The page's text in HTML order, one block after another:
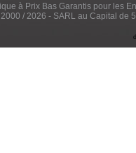
à Prix Bas Garantis pour les
/ 2026 - SARL au Capital de